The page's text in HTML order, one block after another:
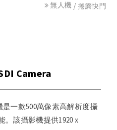
無人機 捲簾快門
Camera
一款500萬像素高解析度攝
。該攝影機提供1920 x